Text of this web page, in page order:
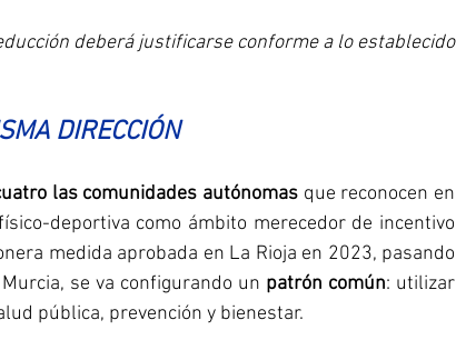
deberá justificarse conforme a lo establecido
DIRECCIÓN
las comunidades autónomas que reconocen en
deportiva como ámbito merecedor de incentivo
medida aprobada en La Rioja en 2023, pasando
se va configurando un patrón común: utilizar
pública, prevención y bienestar.